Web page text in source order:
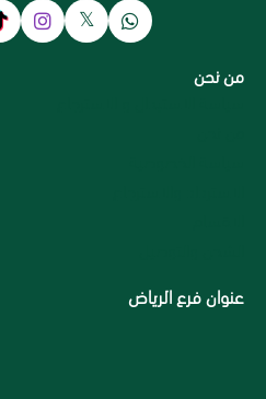
من نحن
عنوان فرع الرياض